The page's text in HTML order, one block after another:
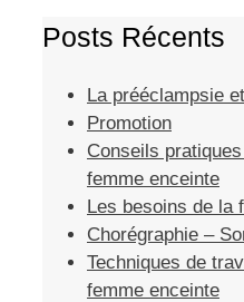
Posts Récents
La prééclampsie
Promotion
Conseils
femme enceinte
Les besoins de la
Chorégraphie –
Techniques de
femme enceinte